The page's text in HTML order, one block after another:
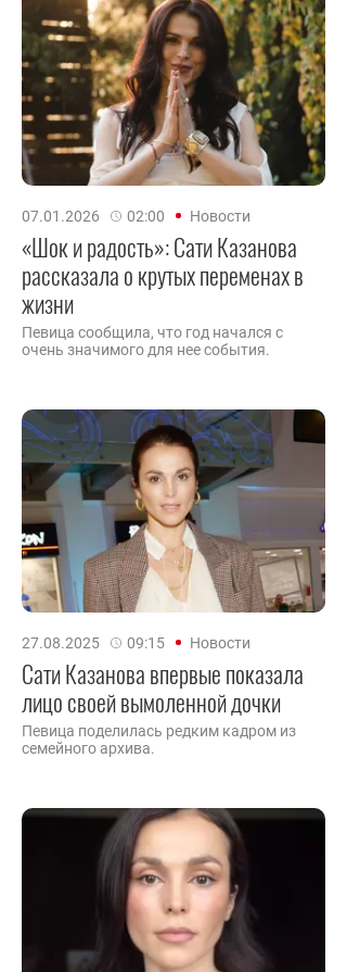
07.01.2026 02:00 Новости
«Шок и радость»: Сати Казанова
рассказала о крутых переменах в
жизни
Певица сообщила, что год начался с
очень значимого для нее события.
27.08.2025 09:15 Новости
Сати Казанова впервые показала
лицо своей вымоленной дочки
Певица поделилась редким кадром из
семейного архива.